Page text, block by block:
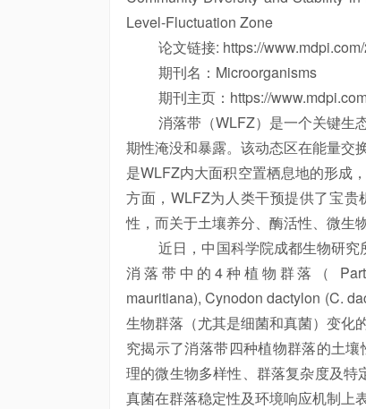
Level-Fluctuation Zone
论文链接: https://www.mdpi.com/
期刊名：Microorganisms
期刊主页：https://
消落带（WLFZ）是一个关键生态
期性淹没和暴露。该动态区在能量交
是WLFZ内大面积空置栖息地的形成
方面，WLFZ为人类干预提供了宝
性，而关于土壤养分、酶活性、微生
近日，中国科学院成都生物研究
消落带中的4种植物群落（
mauritiana), Cynodon dactylon (C.
生物群落（尤其是细菌和真菌）变化
究揭示了消落带四种植物群落的土
理的微生物多样性、群落复杂度及
真菌在群落稳定性及环境响应机制上